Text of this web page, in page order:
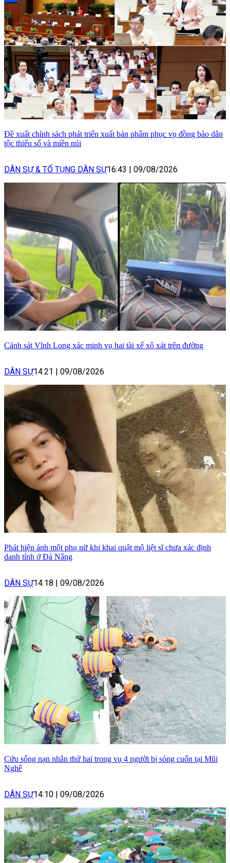
Đề xuất chính sách phát triển xuất bản phẩm phục vụ đồng bào dân
tộc thiểu số và miền núi
DÂN SỰ & TỐ TỤNG DÂN SỰ16:43 09/08/2026
Cảnh sát Vĩnh Long xác minh vụ hai tài xế xô xát trên đường
DÂN SỰ14:21 09/08/2026
Phát hiện ảnh một phụ nữ khi khai quật mộ liệt sĩ chưa xác định
danh tính ở Đà Nẵng
DÂN SỰ14:18 09/08/2026
Cứu sống nạn nhân thứ hai trong vụ 4 người bị sóng cuốn tại Mũi
Nghê
DÂN SỰ14:10 09/08/2026